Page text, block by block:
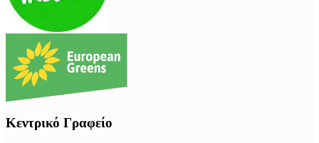
Κεντρικό Γραφείο